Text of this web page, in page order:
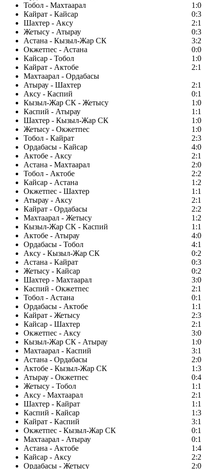
Тобол - Махтаарал
1:0
Кайрат - Кайсар
0:3
Шахтер - Аксу
2:1
Жетысу - Атырау
0:3
Астана - Кызыл-Жар СК
3:2
Окжетпес - Астана
0:0
Кайсар - Тобол
1:0
Кайрат - Актобе
2:1
Махтаарал - Ордабасы
Атырау - Шахтер
2:1
Аксу - Каспий
0:1
Кызыл-Жар СК - Жетысу
1:0
Каспий - Атырау
1:1
Шахтер - Кызыл-Жар СК
1:0
Жетысу - Окжетпес
1:0
Тобол - Кайрат
2:3
Ордабасы - Кайсар
4:0
Актобе - Аксу
2:1
Астана - Махтаарал
2:0
Тобол - Актобе
2:2
Кайсар - Астана
1:2
Окжетпес - Шахтер
1:1
Атырау - Аксу
2:1
Кайрат - Ордабасы
2:2
Махтаарал - Жетысу
1:2
Кызыл-Жар СК - Каспий
1:1
Актобе - Атырау
4:0
Ордабасы - Тобол
4:1
Аксу - Кызыл-Жар СК
0:2
Астана - Кайрат
0:3
Жетысу - Кайсар
0:2
Шахтер - Махтаарал
3:0
Каспий - Окжетпес
2:1
Тобол - Астана
0:1
Ордабасы - Актобе
1:1
Кайрат - Жетысу
2:3
Кайсар - Шахтер
2:1
Окжетпес - Аксу
3:0
Кызыл-Жар СК - Атырау
1:0
Махтаарал - Каспий
3:1
Астана - Ордабасы
2:0
Актобе - Кызыл-Жар СК
1:3
Атырау - Окжетпес
0:4
Жетысу - Тобол
1:1
Аксу - Махтаарал
2:1
Шахтер - Кайрат
1:1
Каспий - Кайсар
1:3
Кайрат - Каспий
3:1
Окжетпес - Кызыл-Жар СК
0:1
Махтаарал - Атырау
0:1
Астана - Актобе
1:4
Кайсар - Аксу
2:2
Ордабасы - Жетысу
2:0